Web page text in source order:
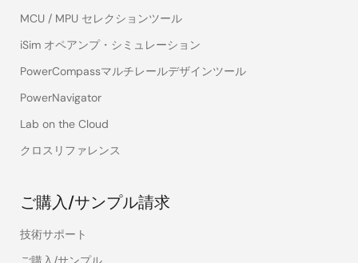
MCU / MPU セレクションツール
iSim オペアンプ・シミュレーション
PowerCompassマルチレールデザインツール
PowerNavigator
Lab on the Cloud
クロスリファレンス
ご購入/サンプル請求
技術サポート